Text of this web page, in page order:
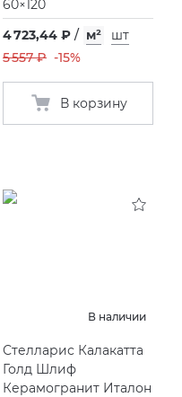
60×120
4 723,44 ₽ / м²
шт
5 557 ₽ -15%
В корзину
В наличии
Стелларис Калакатта
Голд Шлиф
Керамогранит Италон